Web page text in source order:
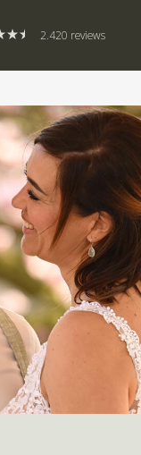
2.420 reviews